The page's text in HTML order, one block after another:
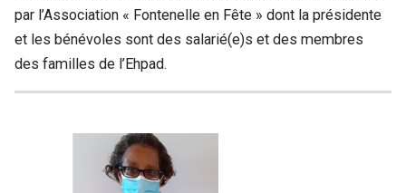
par l’Association « Fontenelle en Fête » dont la présidente
et les bénévoles sont des salarié(e)s et des membres
des familles de l’Ehpad.